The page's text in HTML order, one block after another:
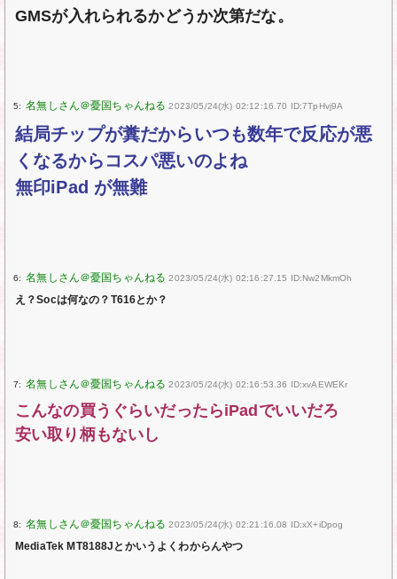
GMSが入れられるかどうか次第だな。
5: 2023/05/24(水) 02:12:16.70 ID:7TpHvj9A
結局チップが糞だからいつも数年で反応が悪
くなるからコスパ悪いのよね
無印iPad が無難
6: 2023/05/24(水) 02:16:27.15 ID:Nw2MkmOh
え？Socは何なの？T616とか？
7: 2023/05/24(水) 02:16:53.36 ID:xvAEWEKr
こんなの買うぐらいだったらiPadでいいだろ
安い取り柄もないし
8: 2023/05/24(水) 02:21:16.08 ID:xX+iDpog
MediaTek MT8188Jとかいうよくわからんやつ